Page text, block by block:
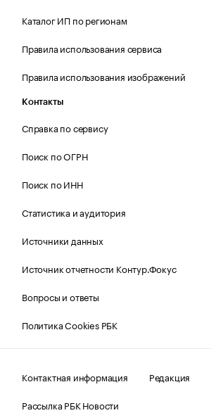
Каталог ИП по регионам
Правила использования сервиса
Правила использования изображений
Контакты
Справка по сервису
Поиск по ОГРН
Поиск по ИНН
Статистика и аудитория
Источники данных
Источник отчетности Контур.Фокус
Вопросы и ответы
Политика Cookies РБК
Контактная информация
Редакция
Рассылка РБК Новости